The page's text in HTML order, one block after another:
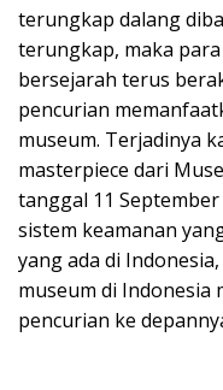
terungkap dalang
terungkap, maka
bersejarah terus
pencurian
museum. Terjadinya
masterpiece dari
tanggal 11
sistem keamanan
yang ada di
museum di Indonesia
pencurian ke